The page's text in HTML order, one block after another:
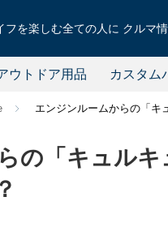
フを楽しむ全ての人に クルマ
ウトドア用品 カスタム
エンジンルームからの「キ
の「キュル